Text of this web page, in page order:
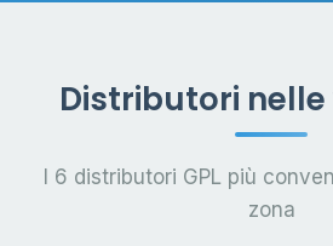
Distributori
I 6 distributori GPL più
zona